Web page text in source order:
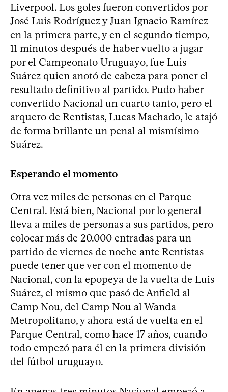
Liverpool. Los goles fueron convertidos por
José Luis Rodríguez y Juan Ignacio Ramírez
en la primera parte, y en el segundo tiempo,
11 minutos después de haber vuelto a jugar
por el Campeonato Uruguayo, fue Luis
Suárez quien anotó de cabeza para poner el
resultado definitivo al partido. Pudo haber
convertido Nacional un cuarto tanto, pero el
arquero de Rentistas, Lucas Machado, le atajó
de forma brillante un penal al mismísimo
Suárez.
Esperando el momento
Otra vez miles de personas en el Parque
Central. Está bien, Nacional por lo general
lleva a miles de personas a sus partidos, pero
colocar más de 20.000 entradas para un
partido de viernes de noche ante Rentistas
puede tener que ver con el momento de
Nacional, con la epopeya de la vuelta de Luis
Suárez, el mismo que pasó de Anfield al
Camp Nou, del Camp Nou al Wanda
Metropolitano, y ahora está de vuelta en el
Parque Central, como hace 17 años, cuando
todo empezó para él en la primera división
del fútbol uruguayo.